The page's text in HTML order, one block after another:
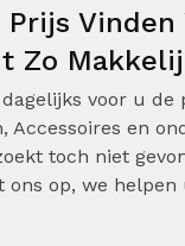
Prijs Vinden
Zo
voor u de
Accessoires en
toch niet
ons op, we helpen